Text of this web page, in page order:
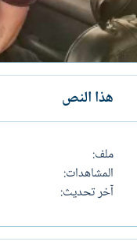
هذا النص
ملف
المشاهدات
آخر تحديث